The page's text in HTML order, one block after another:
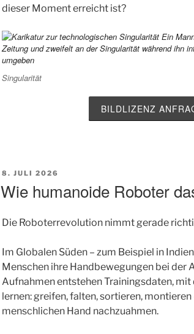
dieser Moment erreicht ist?
Singularität
BILDLIZENZ
VERÖFFENTLICHT
8. JULI 2026
Wie humanoide Roboter
Die Roboterrevolution nimmt gerade
Im Globalen Süden – zum Beispiel in
Menschen ihre Handbewegungen bei der
Aufnahmen entstehen Trainingsdaten,
lernen: greifen, falten, sortieren,
menschlichen Hand nachzuahmen.